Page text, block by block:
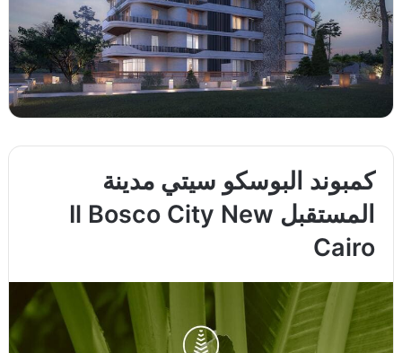
كمبوند البوسكو سيتي مدينة
المستقبل Il Bosco City New
Cairo